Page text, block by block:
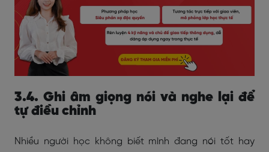
3.4. Ghi âm giọng nói và nghe lại để
tự điều chỉnh
Nhiều người học không biết mình đang nói tốt hay